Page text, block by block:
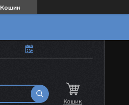
Кошик
Кошик